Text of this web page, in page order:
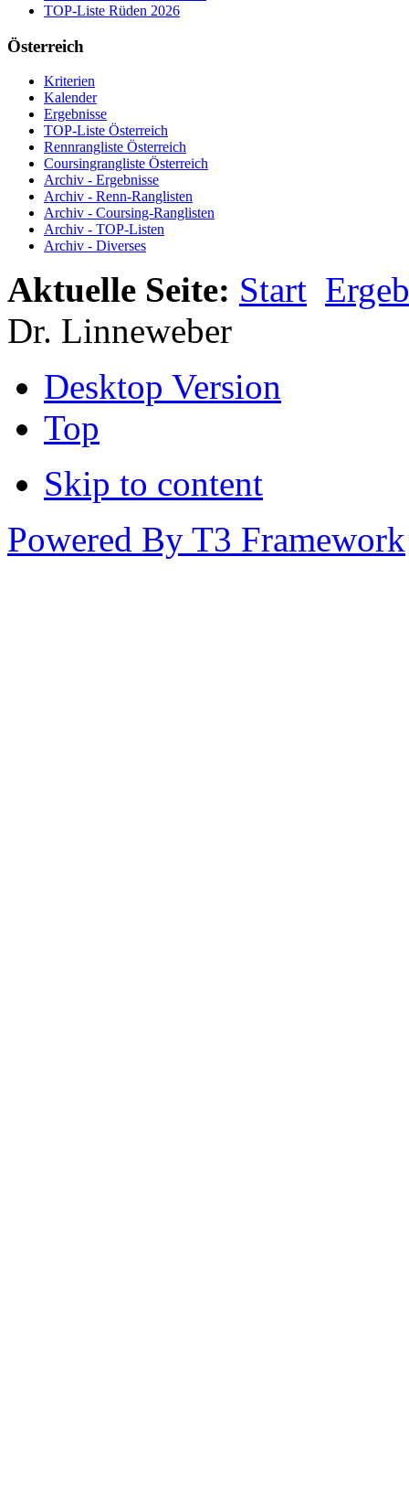
TOP-Liste Rüden 2026
Österreich
Kriterien
Kalender
Ergebnisse
TOP-Liste Österreich
Rennrangliste Österreich
Coursingrangliste Österreich
Archiv - Ergebnisse
Archiv - Renn-Ranglisten
Archiv - Coursing-Ranglisten
Archiv - TOP-Listen
Archiv - Diverses
Aktuelle Seite: Start
Dr. Linneweber
Desktop Version
Top
Skip to content
Powered By T3 Framework